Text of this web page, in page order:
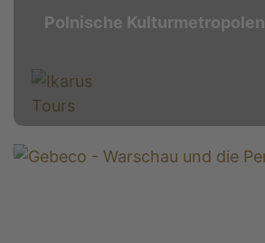
Polnische Kulturmetropolen